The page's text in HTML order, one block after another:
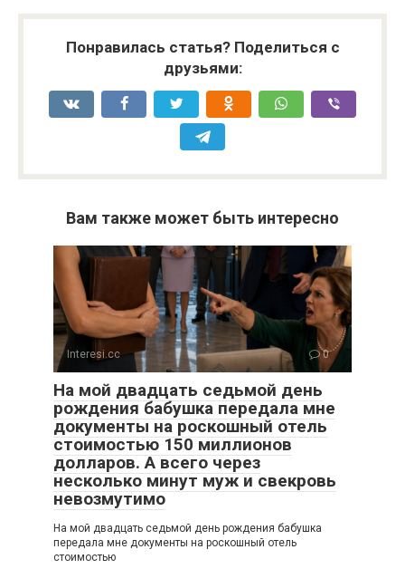
Понравилась статья? Поделиться с
друзьями:
Вам также может быть интересно
Interesi.cc 0
На мой двадцать седьмой день
рождения бабушка передала мне
документы на роскошный отель
стоимостью 150 миллионов
долларов. А всего через
несколько минут муж и свекровь
невозмутимо
На мой двадцать седьмой день рождения бабушка
передала мне документы на роскошный отель
стоимостью